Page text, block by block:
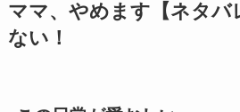
ママ、やめます【ネタバ
ない！